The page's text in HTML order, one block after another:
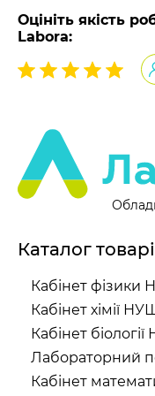
Оцініть якість
Labora:
Каталог
Кабінет фізики
Кабінет хімії
Кабінет
Лабораторний
Кабінет